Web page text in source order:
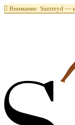
 Внимание: Santreyd —